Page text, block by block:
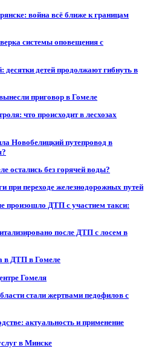
война всё ближе к границам
системы оповещения с
десятки детей продолжают гибнуть в
приговор в Гомеле
что происходит в лесхозах
Новобелицкий путепровод в
остались без горячей воды?
при переходе железнодорожных путей
произошло ДТП с участием такси:
после ДТП с лосем в
в ДТП в Гомеле
Гомеля
стали жертвами педофилов с
актуальность и применение
в Минске